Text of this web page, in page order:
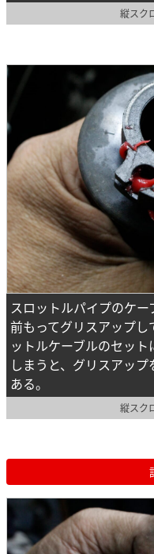
縦スク
スロットルパイプのケー
前もってグリスアップ
ットルケーブルのセッ
しまうと、グリスアッ
ある。
縦スク